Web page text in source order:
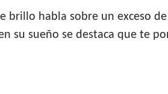
brillo habla sobre un exceso
su sueño se destaca que te